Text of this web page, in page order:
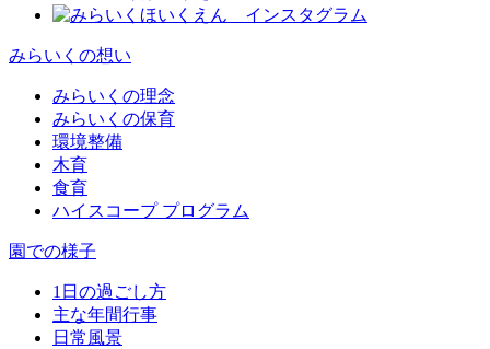
みらいくの想い
みらいくの理念
みらいくの保育
環境整備
木育
食育
ハイスコープ プログラム
園での様子
1日の過ごし方
主な年間行事
日常風景